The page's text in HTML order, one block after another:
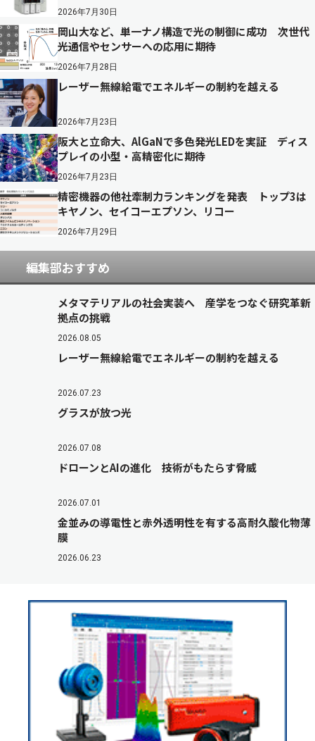
2026年7月30日
岡山大など、単一ナノ構造で光の制御に成功 次世代
光通信やセンサーへの応用に期待
2026年7月28日
レーザー無線給電でエネルギーの制約を越える
2026年7月23日
阪大と立命大、AlGaNで多色発光LEDを実証 ディス
プレイの小型・高精密化に期待
2026年7月23日
精密機器の他社牽制力ランキングを発表 トップ3は
キヤノン、セイコーエプソン、リコー
2026年7月29日
編集部おすすめ
メタマテリアルの社会実装へ 産学をつなぐ研究革新
拠点の挑戦
2026.08.05
レーザー無線給電でエネルギーの制約を越える
2026.07.23
グラスが放つ光
2026.07.08
ドローンとAIの進化 技術がもたらす脅威
2026.07.01
金並みの導電性と赤外透明性を有する高耐久酸化物薄
膜
2026.06.23